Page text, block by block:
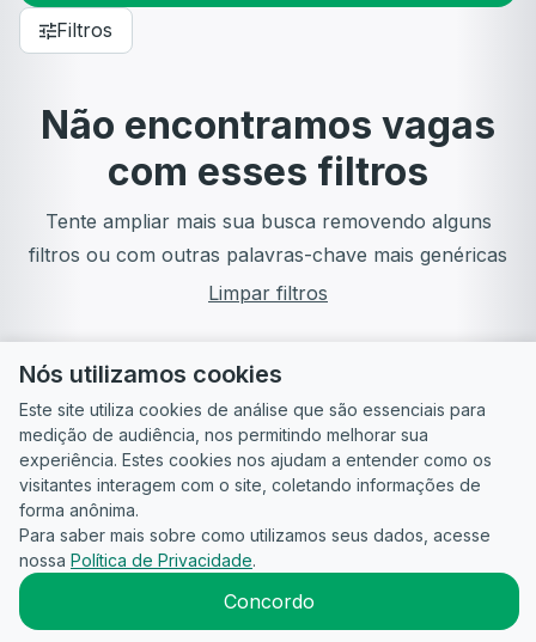
Filtros
Não encontramos vagas
com esses filtros
Tente ampliar mais sua busca removendo alguns
filtros ou com outras palavras-chave mais genéricas
Limpar filtros
Guia do
Candidato
Para
empresas
Política de
Privacidade
Termos
2026CandidataAI
Nós utilizamos cookies
Este site utiliza cookies de análise que são essenciais para
medição de audiência, nos permitindo melhorar sua
experiência. Estes cookies nos ajudam a entender como os
visitantes interagem com o site, coletando informações de
forma anônima.
Para saber mais sobre como utilizamos seus dados, acesse
nossa Política de Privacidade.
Concordo